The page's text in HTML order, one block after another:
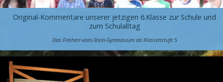
Original-Kommentare unserer jetzigen 6.Klasse zur Schule und
zum Schulalltag
Das Freiherr-vom-Stein-Gymnasium ab Klassenstufe 5